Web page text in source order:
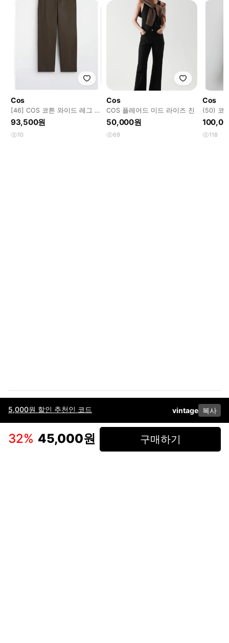
5,000원 할인 추천인 코드 vintage 복사
32% 45,000원 구매하기
Cos
[46] COS 코튼 와이드 레그 치
노 다크 브라운
93,500원
10
Cos
COS 플레어드 미드 라이즈 진
50,000원
69
Cos
(50) 코
드 레그
118
이용약관고객센터판매개인정보 처리방침사업자 정보다운로드
인스타그램
페이스북